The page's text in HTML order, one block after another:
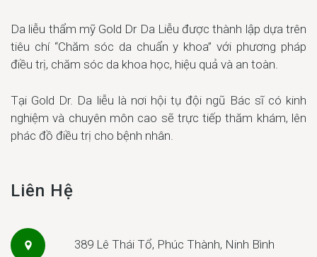
Da liễu thẩm mỹ Gold Dr Da Liễu được thành lập dựa trên
tiêu chí “Chăm sóc da chuẩn y khoa” với phương pháp
điều trị, chăm sóc da khoa học, hiệu quả và an toàn.
Tại Gold Dr. Da liễu là nơi hội tụ đội ngũ Bác sĩ có kinh
nghiệm và chuyên môn cao sẽ trực tiếp thăm khám, lên
phác đồ điều trị cho bệnh nhân.
Liên Hệ
389 Lê Thái Tổ, Phúc Thành, Ninh Bình